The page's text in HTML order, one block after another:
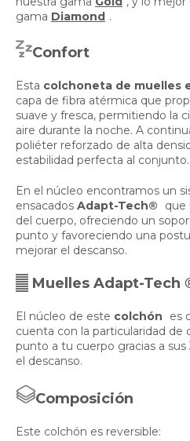
gama Diamond .
Confort
Esta colchoneta de muelles
capa de fibra atérmica que
suave y fresca, permitiendo la
aire durante la noche. A
poliéter reforzado de alta
estabilidad perfecta al conjunto.
En el núcleo encontramos un
ensacados Adapt-Tech®
que
del cuerpo, ofreciendo un
punto y favoreciendo una
mejorar el descanso.
Muelles Adapt-Tech
El núcleo de este colchón es
cuenta con la particularidad de
punto a tu cuerpo gracias a sus
el descanso.
Composición
Este colchón es reversible: